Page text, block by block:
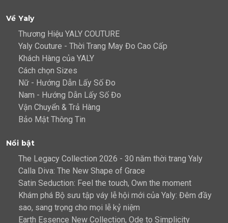
Về Yaly
Thương Hiệu YALY COUTURE
Yaly Couture - Thời Trang May Đo Cao Cấp
Khách Hàng của YALY
Cách chọn Sizes
Nữ - Hướng Dẫn Lấy Số Đo
Nam - Hướng Dẫn Lấy Số Đo
Vận Chuyển & Trả Hàng
Bảo Mật Thông Tin
Nổi bật
The Legacy Collection 2026 - 30 năm thời trang Yaly
Calla Diva: The New Shape of Grace
Satin Seduction: Feel the touch, Own the moment
Khám phá Bộ sưu tập váy lễ hội mới của Yaly: Đêm đầy
sao, sang trọng cho mọi lễ kỷ niệm
Earth Essence New Collection, Ode to Simplicity